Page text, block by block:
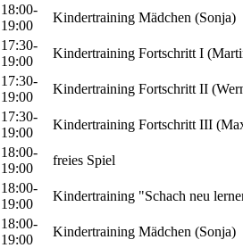
18:00-
19:00
Kindertraining Mädchen (Sonja)
17:30-
19:00
Kindertraining Fortschritt I
17:30-
19:00
Kindertraining Fortschritt II
17:30-
19:00
Kindertraining Fortschritt III
18:00-
19:00
freies Spiel
18:00-
19:00
Kindertraining "Schach neu
18:00-
19:00
Kindertraining Mädchen (Sonja)